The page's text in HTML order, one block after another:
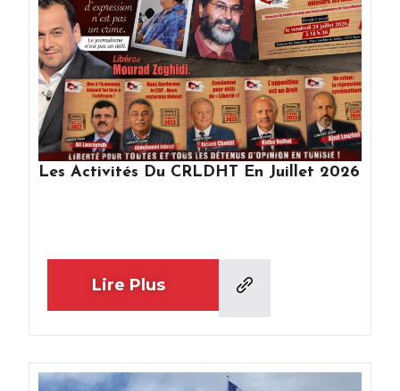
Les Activités Du CRLDHT En Juillet 2026
Lire Plus